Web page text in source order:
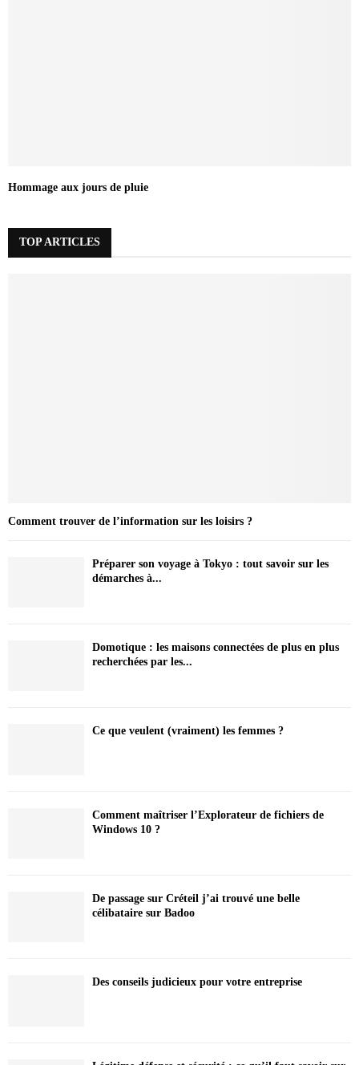
Hommage aux jours de pluie
TOP ARTICLES
Comment trouver de l’information sur les loisirs ?
Préparer son voyage à Tokyo : tout savoir sur les
démarches à...
Domotique : les maisons connectées de plus en plus
recherchées par les...
Ce que veulent (vraiment) les femmes ?
Comment maîtriser l’Explorateur de fichiers de
Windows 10 ?
De passage sur Créteil j’ai trouvé une belle
célibataire sur Badoo
Des conseils judicieux pour votre entreprise